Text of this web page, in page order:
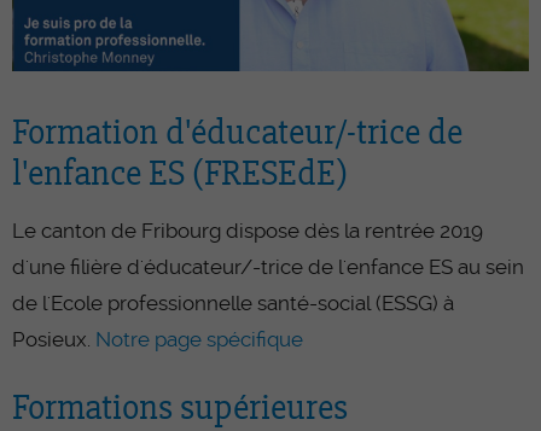
Formation d'éducateur/-trice de
l'enfance ES (FRESEdE)
Le canton de Fribourg dispose dès la rentrée 2019
d'une filière d'éducateur/-trice de l'enfance ES au sein
de l'Ecole professionnelle santé-social (ESSG) à
Posieux. Notre page spécifique
Formations supérieures